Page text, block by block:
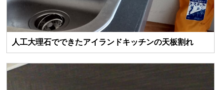
人工大理石でできたアイランドキッチンの天板割れ